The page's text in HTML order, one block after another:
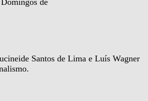
de
Santos de Lima e Luís Wagner